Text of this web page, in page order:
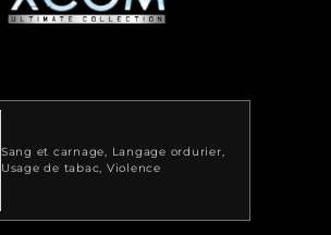
Sang et carnage
Langage ordurier
Usage de tabac Violence